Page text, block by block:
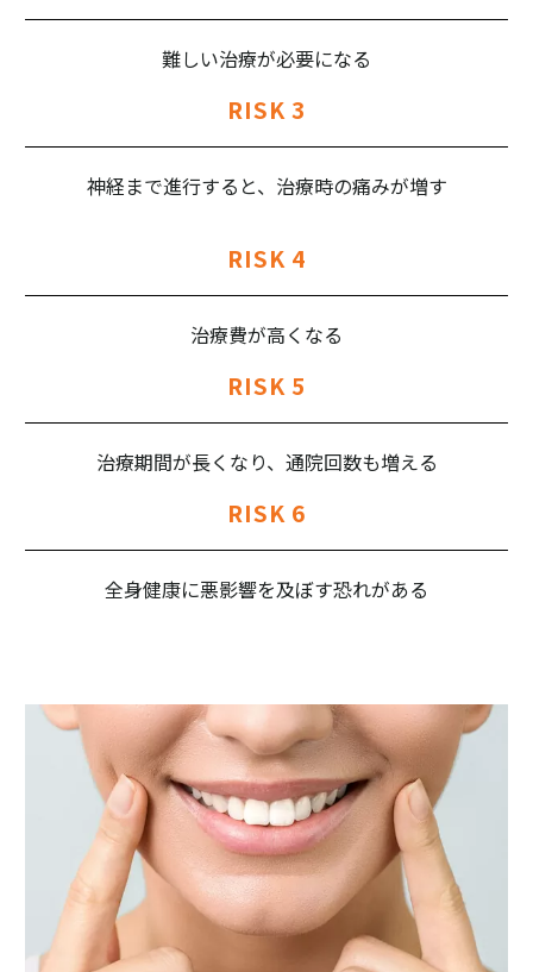
難しい治療が必要になる
RISK 3
神経まで進行すると、治療時の痛みが増す
RISK 4
治療費が高くなる
RISK 5
治療期間が長くなり、通院回数も増える
RISK 6
全身健康に悪影響を及ぼす恐れがある